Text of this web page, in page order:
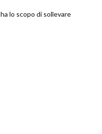
lo scopo di sollevare